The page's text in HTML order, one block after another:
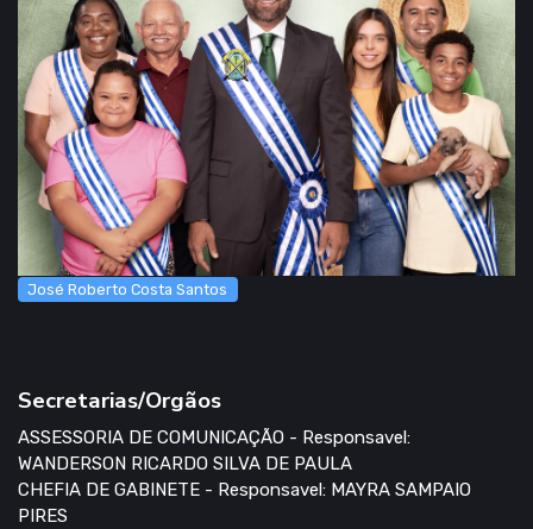
José Roberto Costa Santos
Secretarias/Orgãos
ASSESSORIA DE COMUNICAÇÃO - Responsavel:
WANDERSON RICARDO SILVA DE PAULA
CHEFIA DE GABINETE - Responsavel: MAYRA SAMPAIO
PIRES